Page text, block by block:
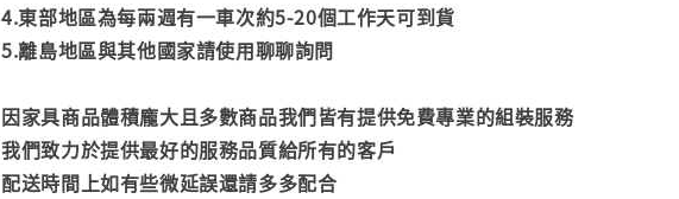
4.東部地區為每兩週有一車次約5-20個工作天可到貨
5.離島地區與其他國家請使用聊聊詢問
因家具商品體積龐大且多數商品我們皆有提供免費專業的組裝服務
我們致力於提供最好的服務品質給所有的客戶
配送時間上如有些微延誤還請多多配合